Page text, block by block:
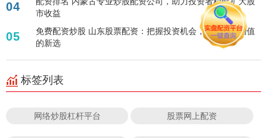
04
市收益
05
免费配资炒股 山东股票配资：把握投资机会，实现资金增值
的新选
标签列表
网络炒股杠杆平台 股票网上配资